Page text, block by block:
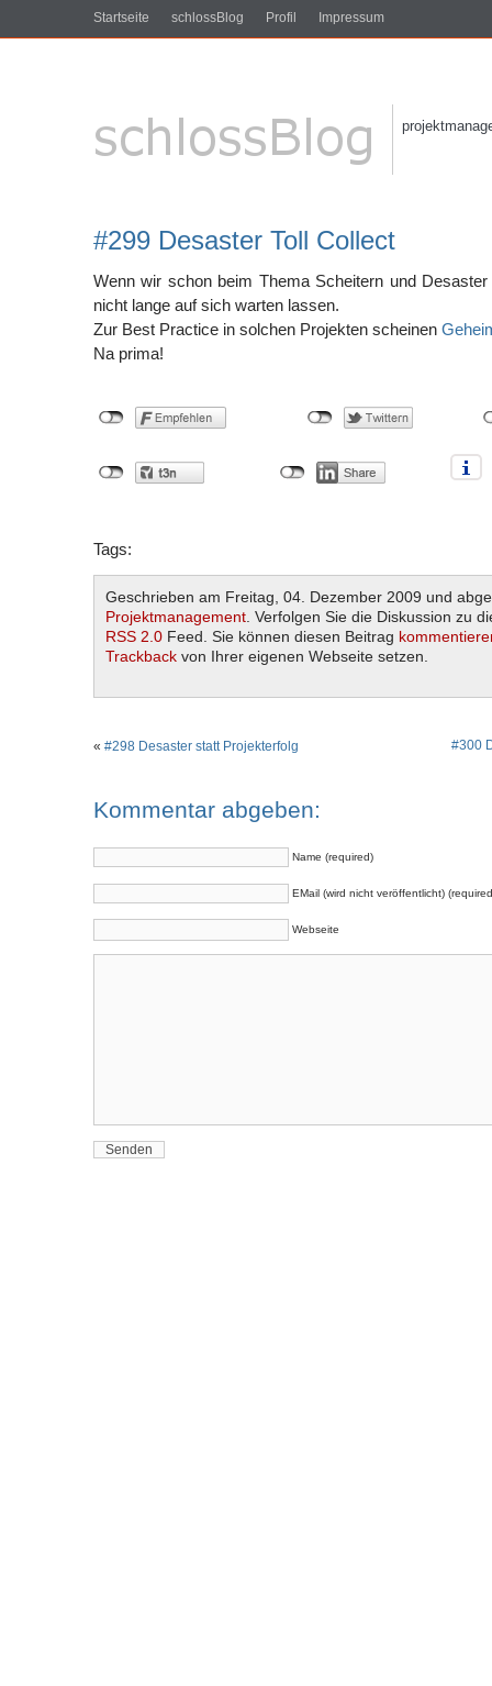
Startseite schlossBlog Profil Impressum
#299 Desaster Toll Collect
Wenn wir schon beim Thema Scheitern und
nicht lange auf sich warten lassen.
Zur Best Practice in solchen Projekten scheinen
Na prima!
Tags:
Geschrieben am Freitag, 04. Dezember 2009 und
Projektmanagement . Verfolgen Sie die Diskussion zu
RSS 2.0 Feed. Sie können diesen Beitrag
Trackback von Ihrer eigenen Webseite setzen.
« #298 Desaster statt Projekterfolg #300
Kommentar abgeben:
Name (required)
EMail (wird nicht veröffentlicht)
Webseite